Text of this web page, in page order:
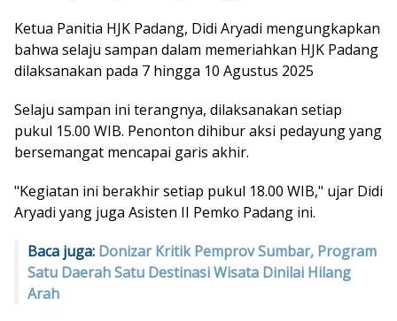
Ketua Panitia HJK Padang, Didi Aryadi mengungkapkan
bahwa selaju sampan dalam memeriahkan HJK Padang
dilaksanakan pada 7 hingga 10 Agustus 2025
Selaju sampan ini terangnya, dilaksanakan setiap
pukul 15.00 WIB. Penonton dihibur aksi pedayung yang
bersemangat mencapai garis akhir.
"Kegiatan ini berakhir setiap pukul 18.00 WIB," ujar Didi
Aryadi yang juga Asisten II Pemko Padang ini.
Baca juga: Donizar Kritik Pemprov Sumbar, Program
Satu Daerah Satu Destinasi Wisata Dinilai Hilang
Arah